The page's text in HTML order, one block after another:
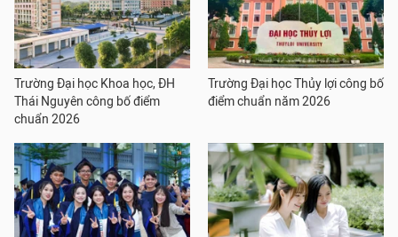
Trường Đại học Khoa học, ĐH
Thái Nguyên công bố điểm
chuẩn 2026
Trường Đại học Thủy lợi công bố
điểm chuẩn năm 2026